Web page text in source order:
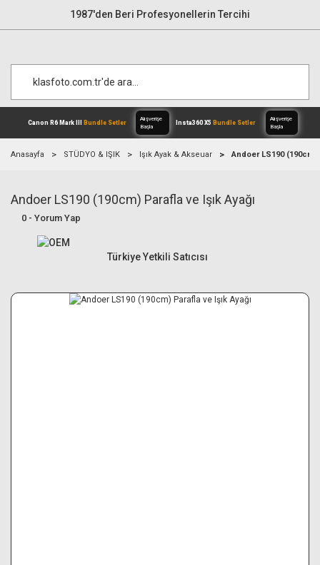
1987'den Beri Profesyonellerin Tercihi
Canon R6 Mark IIIBundle Setler
Alışverişe
Anasayfa STÜDYO & IŞIK Işık Ayak & Akseuar Andoer LS190 (190cm)
Andoer LS190 (190cm) Parafla ve Işık Ayağı
0 - Yorum Yap
Türkiye Yetkili Satıcısı